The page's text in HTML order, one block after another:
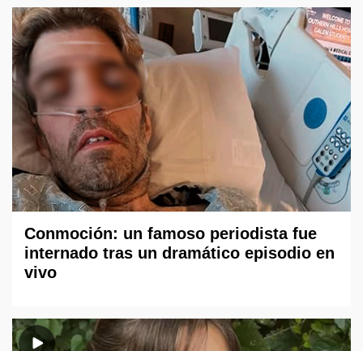
Conmoción: un famoso periodista fue
internado tras un dramático episodio en
vivo